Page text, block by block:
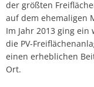
der größten
auf dem ehemaligen
Im Jahr 2013 ging
die PV-
einen erheblichen
Ort.